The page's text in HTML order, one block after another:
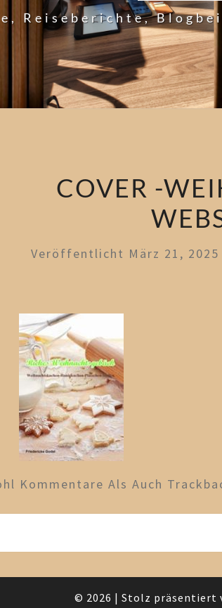
Reiseberichte,
COVER -
Veröffentlicht März 21, 2025
Kommentare Als Auch
© 2026 | Stolz präsentiert